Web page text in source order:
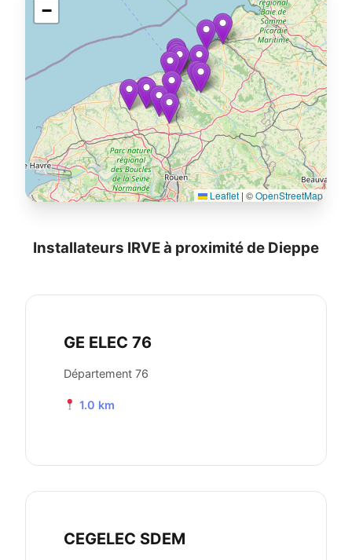
−
Leaflet | ©OpenStreetMap
Installateurs IRVE à proximité de Dieppe
GE ELEC 76
Département 76
1.0 km
CEGELEC SDEM